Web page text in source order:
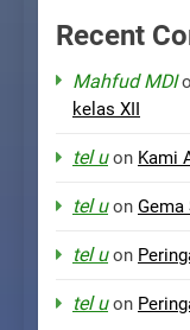
Recent
Mahfud MDI
kelas XII
tel uon Kami
tel uon Gema
tel uon
tel uon